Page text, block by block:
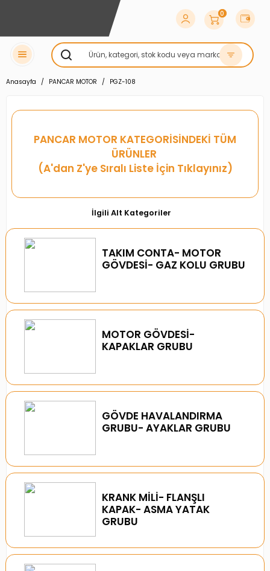
0
Anasayfa PANCAR MOTOR PGZ-108
PANCAR MOTOR KATEGORİSİNDEKİ TÜM
ÜRÜNLER
(A'dan Z'ye Sıralı Liste İçin Tıklayınız)
İlgili Alt Kategoriler
TAKIM CONTA- MOTOR
GÖVDESİ- GAZ KOLU GRUBU
MOTOR GÖVDESİ-
KAPAKLAR GRUBU
GÖVDE HAVALANDIRMA
GRUBU- AYAKLAR GRUBU
KRANK MİLİ- FLANŞLI
KAPAK- ASMA YATAK
GRUBU